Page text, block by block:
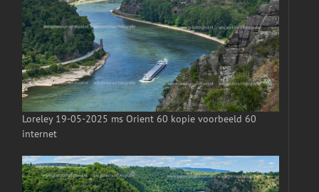
Loreley 19-05-2025 ms Orient 60 kopie voorbeeld 60
internet